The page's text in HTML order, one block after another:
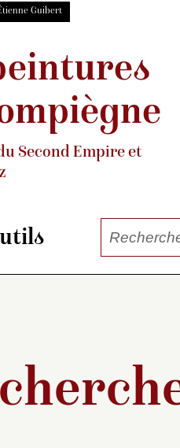
Guibert
Second Empire et